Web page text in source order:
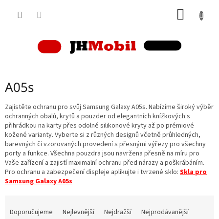
A05s
Zajistěte ochranu pro svůj Samsung Galaxy A05s. Nabízíme široký výběr
ochranných obalů, krytů a pouzder od elegantních knížkových s
přihrádkou na karty přes odolné silikonové kryty až po prémiové
kožené varianty. Vyberte si z různých designů včetně průhledných,
barevných či vzorovaných provedení s přesnými výřezy pro všechny
porty a funkce. Všechna pouzdra jsou navržena přesně na míru pro
Vaše zařízení a zajistí maximalní ochranu před nárazy a poškrábáním.
Pro ochranu a zabezpečení displeje aplikujte i tvrzené sklo: Skla pro
Samsung Galaxy A05s
Doporučujeme Nejlevnější Nejdražší
Nejprodávanější